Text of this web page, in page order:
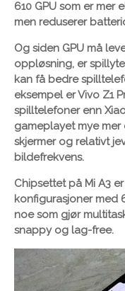
610 GPU som er mer
men reduserer
Og siden GPU må
oppløsning, er
kan få bedre
eksempel er Vivo Z1
spilltelefoner enn
gameplayet mye
skjermer og relativt
bildefrekvens.
Chipsettet på Mi A3
konfigurasjoner med
noe som gjør
snappy og lag-free.